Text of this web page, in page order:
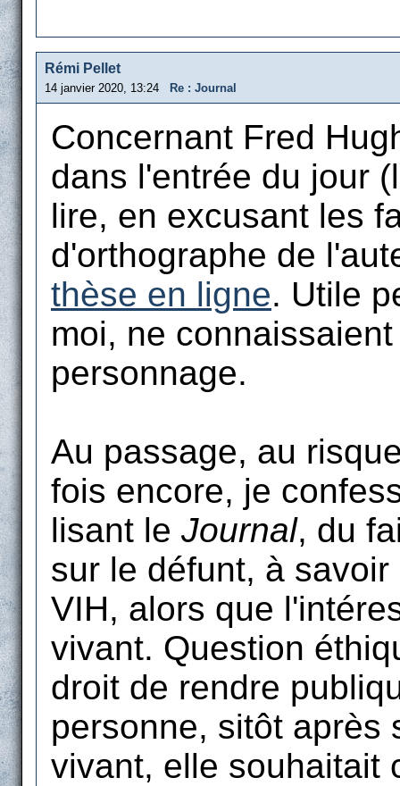
Rémi Pellet
14 janvier 2020, 13:24 Re : Journal
Concernant Fred
dans l'entrée du jour
lire, en excusant les
d'orthographe de
thèse en ligne. Utile
moi, ne
personnage.
Au passage, au
fois encore, je
lisant le Journal, du
sur le défunt, à
VIH, alors que
vivant. Question
droit de rendre
personne, sitôt après
vivant, elle souhaitait